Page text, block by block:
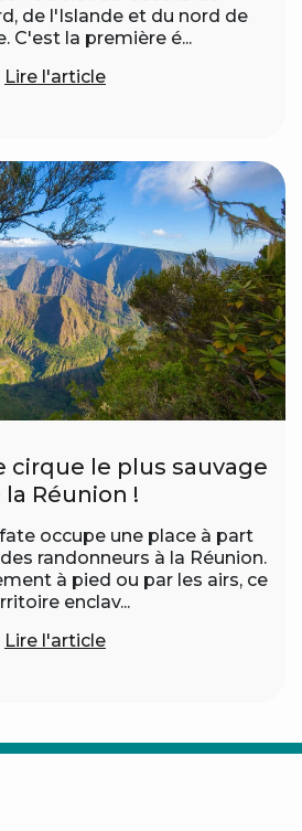
de l'Islande et du nord de
C'est la première é...
Lire l'article
cirque le plus sauvage
la Réunion !
occupe une place à part
randonneurs à la Réunion.
à pied ou par les airs, ce
enclav...
Lire l'article